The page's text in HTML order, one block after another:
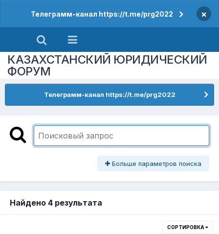
Телеграмм-канал https://t.me/prg2022 ×
КАЗАХСТАНСКИЙ ЮРИДИЧЕСКИЙ
ФОРУМ
Телеграмм-канал https://t.me/prg2022
Больше параметров поиска
Найдено 4 результата
СОРТИРОВКА